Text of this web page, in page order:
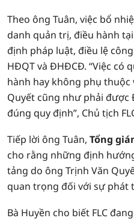
Theo ông Tuân, việc bổ
danh quản trị, điều hành
định pháp luật, điều lệ
HĐQT và ĐHĐCĐ. “Việc có
hành hay không phụ thuộc
Quyết cũng như phải
đúng quy định”, Chủ tịch
Tiếp lời ông Tuân, Tổng
cho rằng những định
tảng do ông Trịnh Văn
quan trọng đối với sự phát
Bà Huyền cho biết FLC